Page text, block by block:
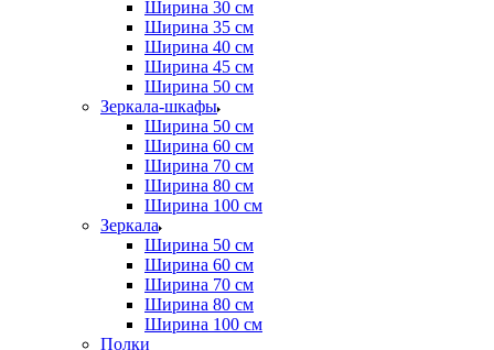
Ширина 30 см
Ширина 35 см
Ширина 40 см
Ширина 45 см
Ширина 50 см
Зеркала-шкафы
Ширина 50 см
Ширина 60 см
Ширина 70 см
Ширина 80 см
Ширина 100 см
Зеркала
Ширина 50 см
Ширина 60 см
Ширина 70 см
Ширина 80 см
Ширина 100 см
Полки